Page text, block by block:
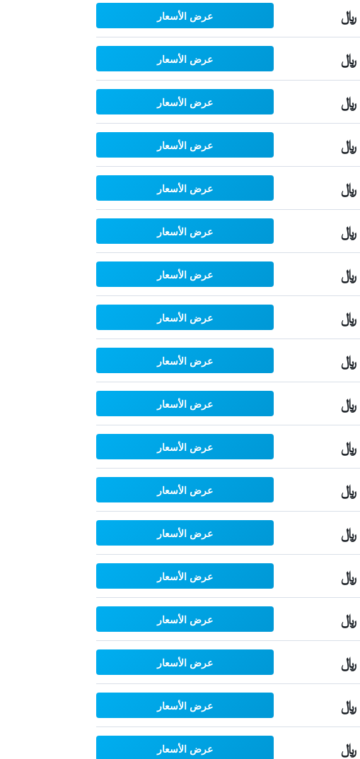
عرض الأسعار
عرض الأسعار
عرض الأسعار
عرض الأسعار
عرض الأسعار
عرض الأسعار
عرض الأسعار
عرض الأسعار
عرض الأسعار
عرض الأسعار
عرض الأسعار
عرض الأسعار
عرض الأسعار
عرض الأسعار
عرض الأسعار
عرض الأسعار
عرض الأسعار
عرض الأسعار